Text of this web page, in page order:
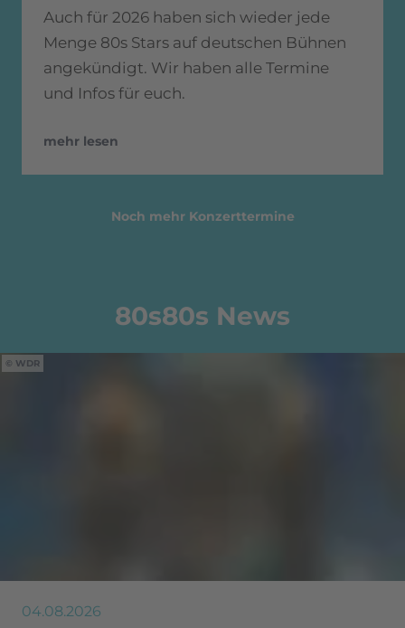
Auch für 2026 haben sich wieder jede
Menge 80s Stars auf deutschen Bühnen
angekündigt. Wir haben alle Termine
und Infos für euch.
mehr lesen
Noch mehr Konzerttermine
80s80s News
WDR
04.08.2026